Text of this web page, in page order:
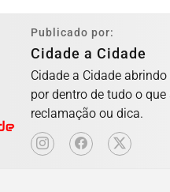
Publicado por:
Cidade a Cidade
Cidade a Cidade
por dentro de tudo o
reclamação ou dica.